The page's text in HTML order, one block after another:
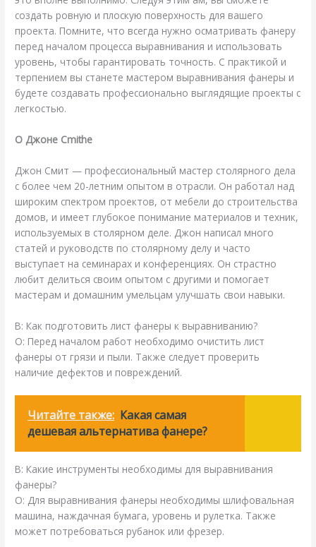
создать ровную и плоскую поверхность для вашего
проекта. Помните, что всегда нужно осматривать фанеру
перед началом процесса выравнивания и использовать
уровень, чтобы гарантировать точность. С практикой и
терпением вы станете мастером выравнивания фанеры и
будете создавать профессионально выглядящие проекты с
легкостью.
О Джоне Сmithe
Джон Смит — профессиональный мастер столярного дела
с более чем 20-летним опытом в отрасли. Он работал над
широким спектром проектов, от мебели до строительства
домов, и имеет глубокое понимание материалов и техник,
используемых в столярном деле. Джон написал много
статей и руководств по столярному делу и часто
выступает на семинарах и конференциях. Он страстно
любит делиться своим опытом с другими и помогает
мастерам и домашним умельцам улучшать свои навыки.
В: Как подготовить лист фанеры к выравниванию?
О: Перед началом работ необходимо очистить лист
фанеры от грязи и пыли. Также следует проверить
наличие дефектов и повреждений.
Читайте также: Какая самая
дешевая альтернатива фанере?
В: Какие инструменты необходимы для выравнивания
фанеры?
О: Для выравнивания фанеры необходимы шлифовальная
машина, наждачная бумага, уровень и рулетка. Также
может потребоваться рубанок или фрезер.